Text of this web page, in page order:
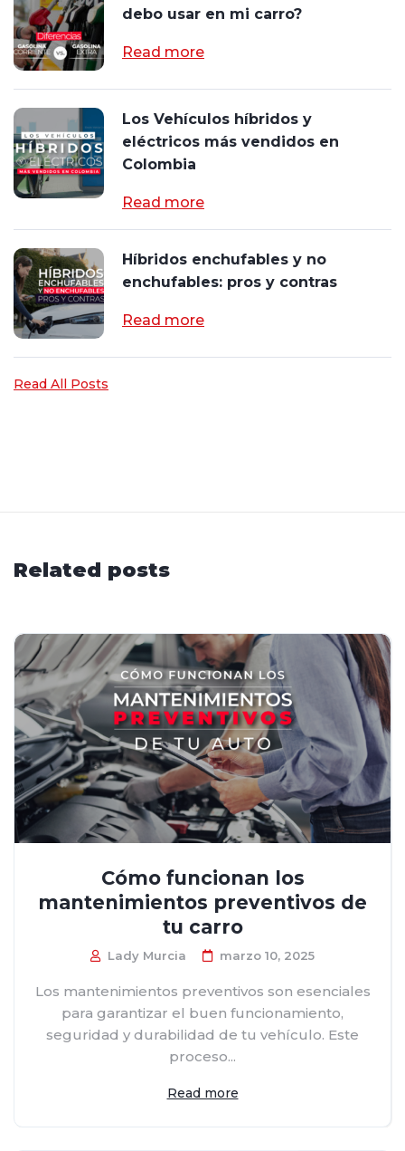
debo usar en mi carro?
Read more
Los Vehículos híbridos y
eléctricos más vendidos en
Colombia
Read more
Híbridos enchufables y no
enchufables: pros y contras
Read more
Read All Posts
Related posts
Cómo funcionan los
mantenimientos preventivos de
tu carro
Lady Murcia marzo 10, 2025
Los mantenimientos preventivos son esenciales
para garantizar el buen funcionamiento,
seguridad y durabilidad de tu vehículo. Este
proceso...
Read more